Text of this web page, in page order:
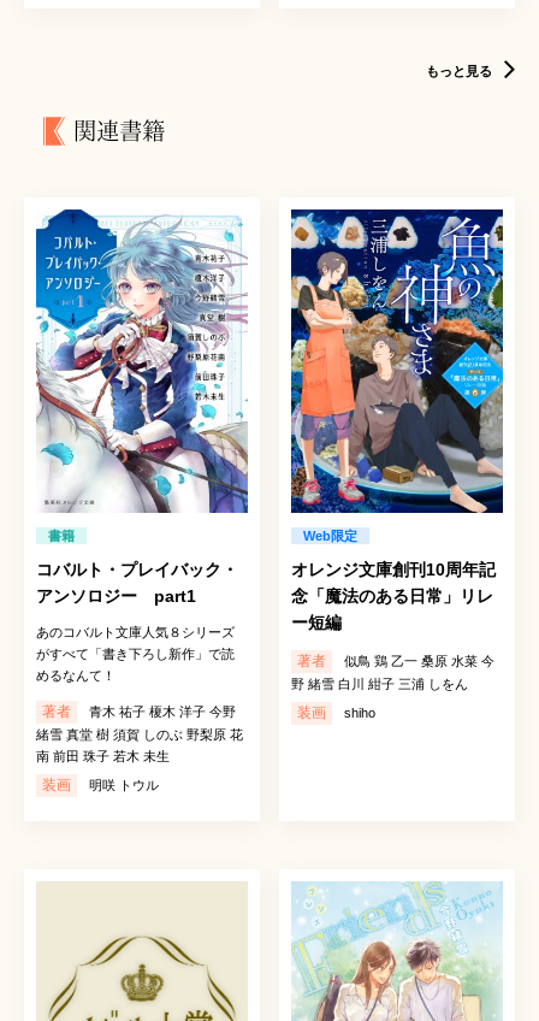
もっと見る
関連書籍
書籍
コバルト・プレイバック・
アンソロジー part1
あのコバルト文庫人気８シリーズ
がすべて「書き下ろし新作」で読
めるなんて！
著者
青木 祐子 榎木 洋子 今野
緒雪 真堂 樹 須賀 しのぶ 野梨原 花
南 前田 珠子 若木 未生
装画 明咲 トウル
Web限定
オレンジ文庫創刊10周年記
念「魔法のある日常」リレ
ー短編
著者
似鳥 鶏 乙一 桑原 水菜 今
野 緒雪 白川 紺子 三浦 しをん
装画 shiho